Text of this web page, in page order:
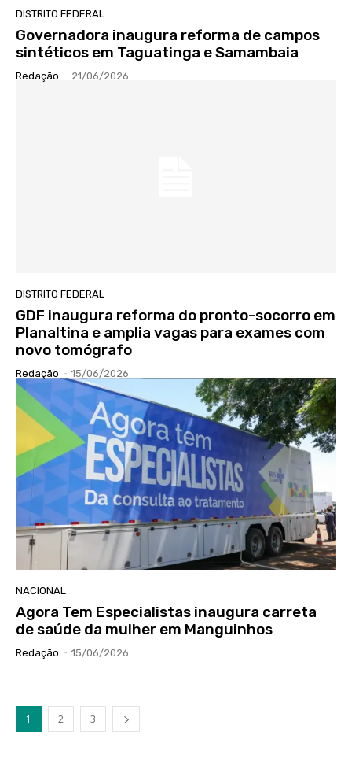
DISTRITO FEDERAL
Governadora inaugura reforma de campos
sintéticos em Taguatinga e Samambaia
Redação - 21/06/2026
DISTRITO FEDERAL
GDF inaugura reforma do pronto-socorro em
Planaltina e amplia vagas para exames com
novo tomógrafo
Redação - 15/06/2026
NACIONAL
Agora Tem Especialistas inaugura carreta
de saúde da mulher em Manguinhos
Redação - 15/06/2026
1 2 3